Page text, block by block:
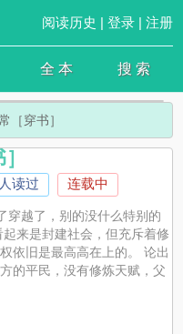
阅读历史 | 登录| 注册
全 本 搜 索
［穿书］
读过 连载中
穿越了，别的没什么特别的
来是封建社会，但充斥着修
依旧是最高高在上的。 论出
的平民，没有修炼天赋，父